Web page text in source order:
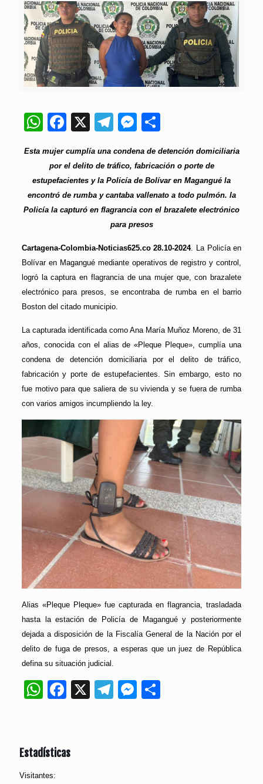
WhatsApp
Facebook
X Telegram
Messenger
Esta mujer cumplía una condena de detención domiciliaria
por el delito de tráfico, fabricación o porte de
estupefacientes y la Policía de Bolívar en Magangué la
encontró de rumba y cantaba vallenato a todo pulmón. la
Policía la capturó en flagrancia con el brazalete electrónico
para presos
Cartagena-Colombia-Noticias625.co 28.10-2024. La Policía en
Bolívar en Magangué mediante operativos de registro y control,
logró la captura en flagrancia de una mujer que, con brazalete
electrónico para presos, se encontraba de rumba en el barrio
Boston del citado municipio.
La capturada identificada como Ana María Muñoz Moreno, de 31
años, conocida con el alias de «Pleque Pleque», cumplía una
condena de detención domiciliaria por el delito de tráfico,
fabricación y porte de estupefacientes. Sin embargo, esto no
fue motivo para que saliera de su vivienda y se fuera de rumba
con varios amigos incumpliendo la ley.
Alias «Pleque Pleque» fue capturada en flagrancia, trasladada
hasta la estación de Policía de Magangué y posteriormente
dejada a disposición de la Fiscalía General de la Nación por el
delito de fuga de presos, a esperas que un juez de República
defina su situación judicial.
WhatsApp
Facebook
X Telegram
Messenger
Estadísticas
Visitantes: